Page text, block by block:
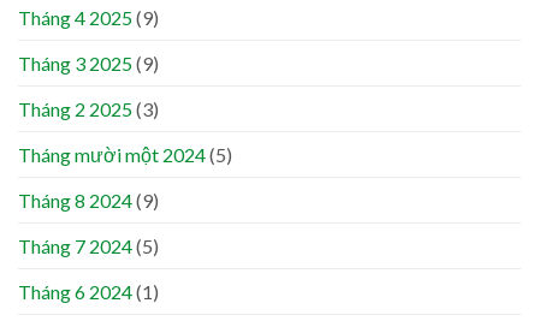
Tháng 4 2025(9)
Tháng 3 2025(9)
Tháng 2 2025(3)
Tháng mười một 2024(5)
Tháng 8 2024(9)
Tháng 7 2024(5)
Tháng 6 2024(1)